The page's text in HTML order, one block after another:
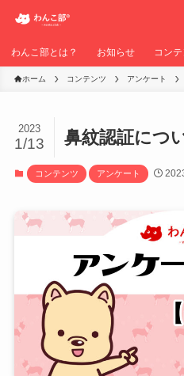
わんこ部とは？ お知らせ コン
ホーム コンテンツ アンケート
鼻紋認証につ
2023
1/13
コンテンツ アンケート